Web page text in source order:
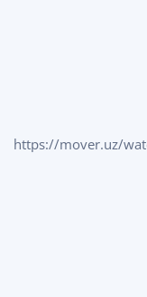
https://mover.uz/